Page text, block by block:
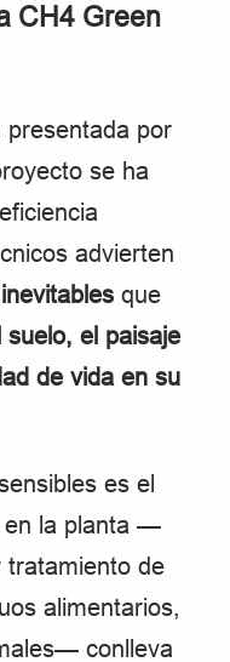
CH4 Green
presentada por
se ha
advierten
que
el paisaje
de vida en su
es el
en la planta —
tratamiento de
alimentarios,
conlleva